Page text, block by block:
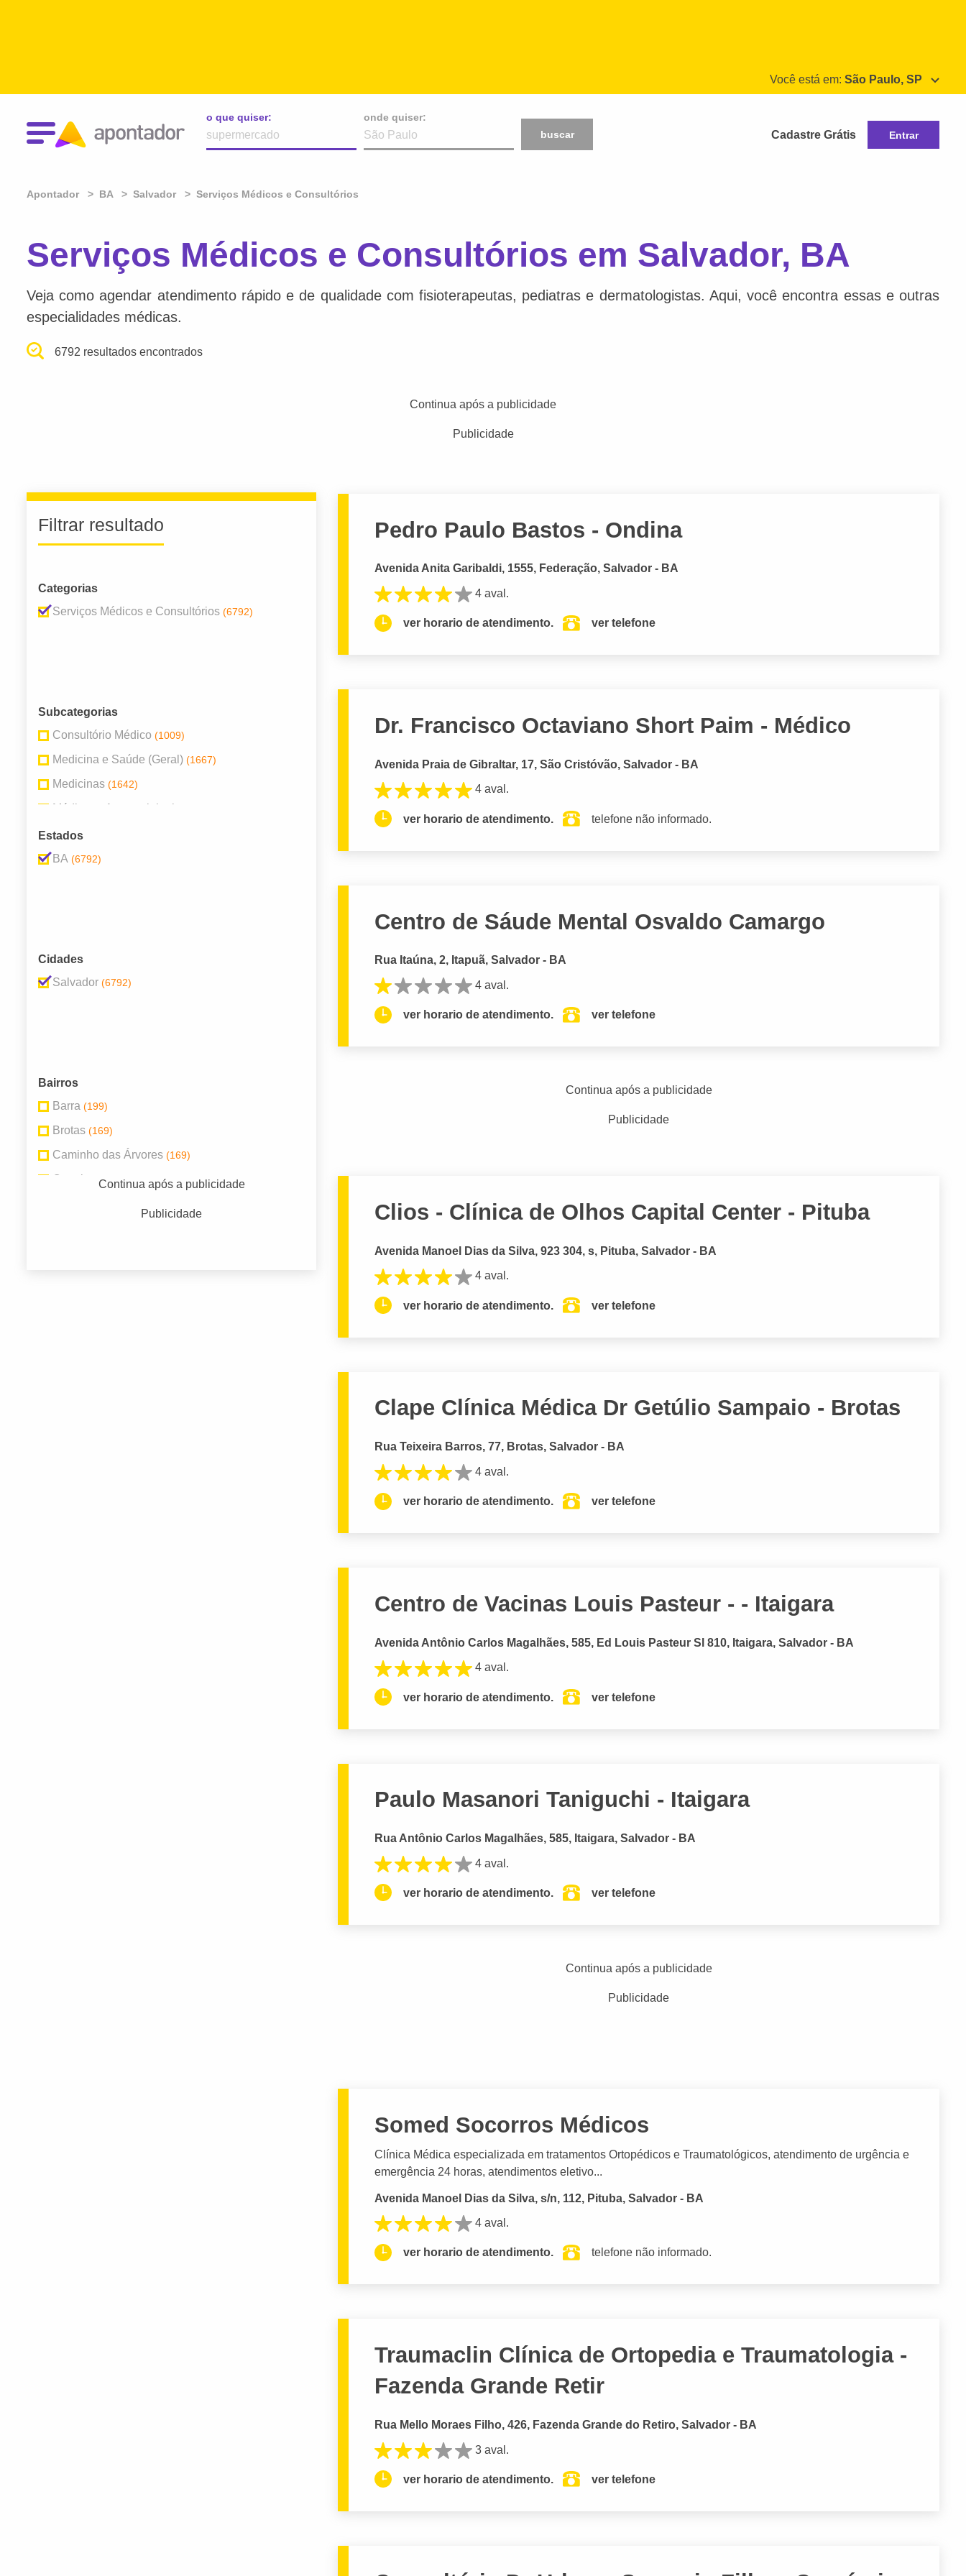
Você está em: São Paulo, SP
o que quiser:
onde quiser:
buscar
Cadastre Grátis Entrar
Apontador BA Salvador Serviços Médicos e Consultórios
Serviços Médicos e Consultórios em Salvador, BA
Veja como agendar atendimento rápido e de qualidade com fisioterapeutas, pediatras e dermatologistas. Aqui, você encontra essas e outras
especialidades médicas.
6792 resultados encontrados
Continua após a publicidade
Publicidade
Filtrar resultado
Categorias
Serviços Médicos e Consultórios (6792)
Subcategorias
Consultório Médico (1009)
Medicina e Saúde (Geral) (1667)
Medicinas (1642)
Médicos - Anestesiologia
Médicos - Cardiologia
Médicos - Cirurgiões
Psicólogos
Estados
BA (6792)
Cidades
Salvador (6792)
Bairros
Barra (199)
Brotas (169)
Caminho das Árvores (169)
Canela (340)
Continua após a publicidade
Publicidade
Pedro Paulo Bastos - Ondina
Avenida Anita Garibaldi, 1555, Federação, Salvador - BA
4 aval.
ver horario de atendimento. ver telefone
Dr. Francisco Octaviano Short Paim - Médico
Avenida Praia de Gibraltar, 17, São Cristóvão, Salvador - BA
4 aval.
ver horario de atendimento. telefone não informado.
Centro de Sáude Mental Osvaldo Camargo
Rua Itaúna, 2, Itapuã, Salvador - BA
4 aval.
ver horario de atendimento. ver telefone
Continua após a publicidade
Publicidade
Clios - Clínica de Olhos Capital Center - Pituba
Avenida Manoel Dias da Silva, 923 304, s, Pituba, Salvador - BA
4 aval.
ver horario de atendimento. ver telefone
Clape Clínica Médica Dr Getúlio Sampaio - Brotas
Rua Teixeira Barros, 77, Brotas, Salvador - BA
4 aval.
ver horario de atendimento. ver telefone
Centro de Vacinas Louis Pasteur - - Itaigara
Avenida Antônio Carlos Magalhães, 585, Ed Louis Pasteur Sl 810, Itaigara, Salvador - BA
4 aval.
ver horario de atendimento. ver telefone
Paulo Masanori Taniguchi - Itaigara
Rua Antônio Carlos Magalhães, 585, Itaigara, Salvador - BA
4 aval.
ver horario de atendimento. ver telefone
Continua após a publicidade
Publicidade
Somed Socorros Médicos
Clínica Médica especializada em tratamentos Ortopédicos e Traumatológicos, atendimento de urgência e
emergência 24 horas, atendimentos eletivo...
Avenida Manoel Dias da Silva, s/n, 112, Pituba, Salvador - BA
4 aval.
ver horario de atendimento. telefone não informado.
Traumaclin Clínica de Ortopedia e Traumatologia -
Fazenda Grande Retir
Rua Mello Moraes Filho, 426, Fazenda Grande do Retiro, Salvador - BA
3 aval.
ver horario de atendimento. ver telefone